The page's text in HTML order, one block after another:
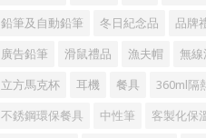
鉛筆及自動鉛筆 冬日紀念品 品牌
廣告鉛筆 滑鼠禮品 漁夫帽 無線
立方馬克杯 耳機 餐具 360ml隔
不銹鋼環保餐具 中性筆 客製化保